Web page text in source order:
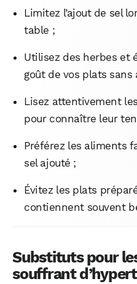
Limitez l’ajout de sel
table ;
Utilisez des herbes et
goût de vos plats
Lisez attentivement
pour connaître leur
Préférez les aliments
sel ajouté ;
Évitez les plats
contiennent souvent
Substituts pour
souffrant